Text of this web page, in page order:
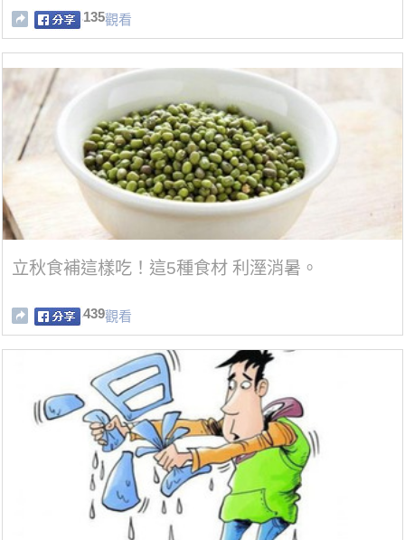
135觀看
立秋食補這樣吃！這5種食材 利溼消暑。
439觀看